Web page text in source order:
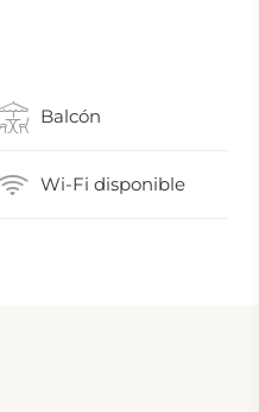
Balcón
Wi-Fi disponible